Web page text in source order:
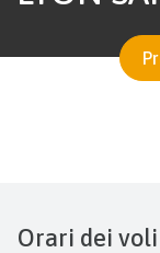
Orari dei